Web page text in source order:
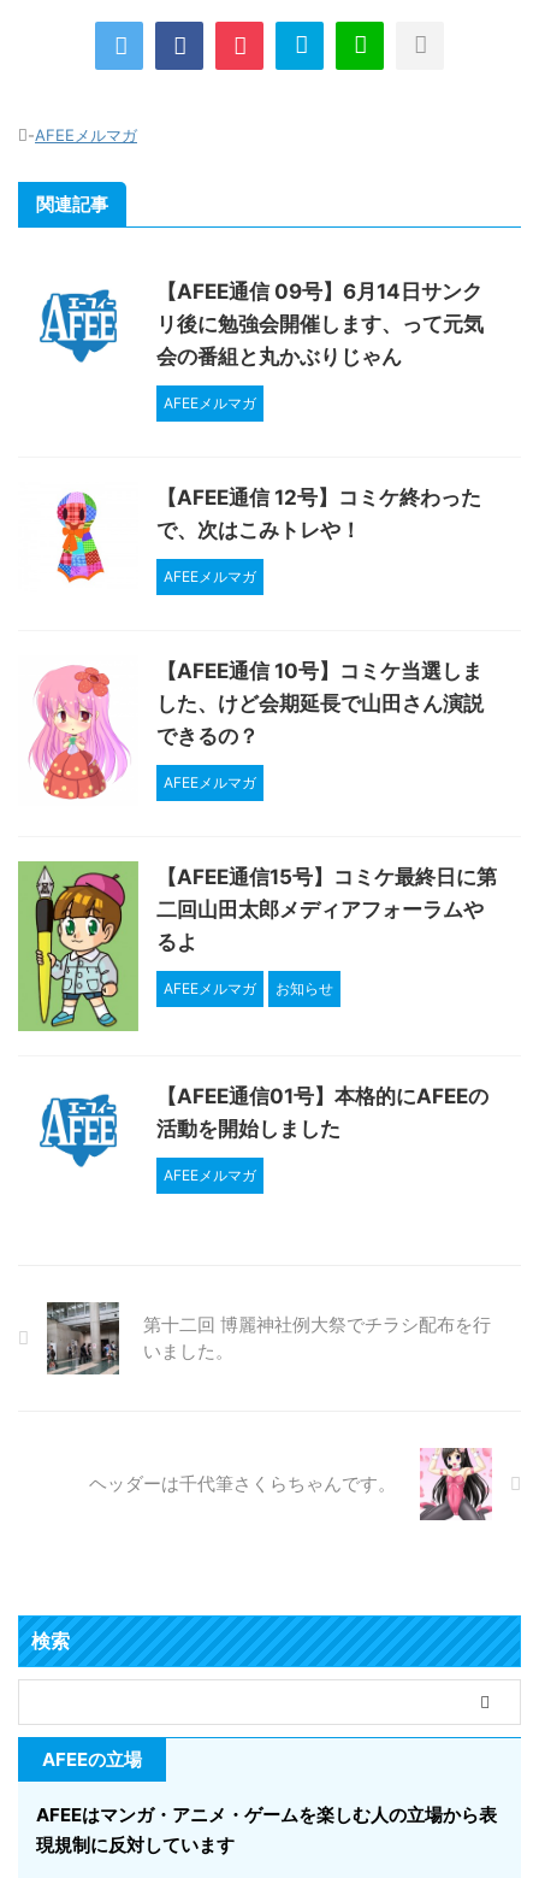
-AFEEメルマガ
関連記事
【AFEE通信 09号】6月14日サンク
リ後に勉強会開催します、って元気
会の番組と丸かぶりじゃん
AFEEメルマガ
【AFEE通信 12号】コミケ終わった
で、次はこみトレや！
AFEEメルマガ
【AFEE通信 10号】コミケ当選しま
した、けど会期延長で山田さん演説
できるの？
AFEEメルマガ
【AFEE通信15号】コミケ最終日に第
二回山田太郎メディアフォーラムや
るよ
AFEEメルマガ お知らせ
【AFEE通信01号】本格的にAFEEの
活動を開始しました
AFEEメルマガ
第十二回 博麗神社例大祭でチラシ配布を行
いました。
ヘッダーは千代筆さくらちゃんです。
検索
AFEEの立場
AFEEはマンガ・アニメ・ゲームを楽しむ人の立場から表
現規制に反対しています